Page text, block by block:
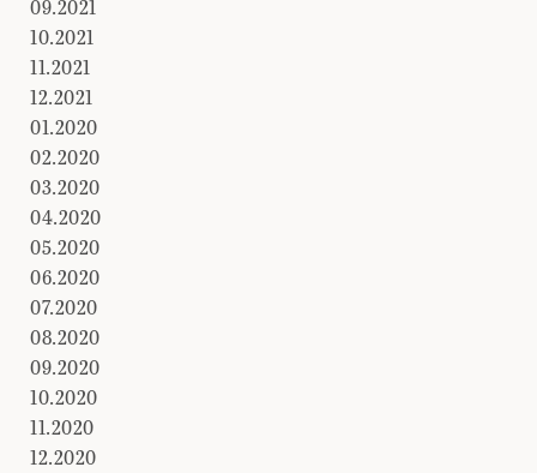
09.2021
10.2021
11.2021
12.2021
01.2020
02.2020
03.2020
04.2020
05.2020
06.2020
07.2020
08.2020
09.2020
10.2020
11.2020
12.2020